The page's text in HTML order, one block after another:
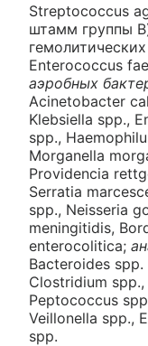
Streptococcus
штамм группы
Enterococcus
аэробных
Acinetobacter
Klebsiella spp.,
spp.,
Morganella
Providencia
Serratia
spp., Neisseria
meningitidis,
enterocolitica;
Bacteroides
Clostridium
Peptococcus
Veillonella spp.,
spp.